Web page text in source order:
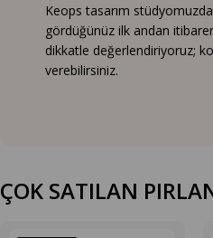
Keops tasarım
gördüğünüz ilk andan
dikkatle değerlendiriyoruz;
verebilirsiniz.
ÇOK SATILAN